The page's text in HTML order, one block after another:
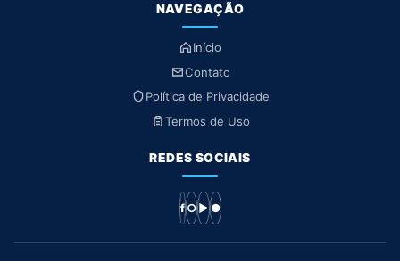
NAVEGAÇÃO
Início
Contato
Política de Privacidade
Termos de Uso
REDES SOCIAIS
f ○ ▶ ●